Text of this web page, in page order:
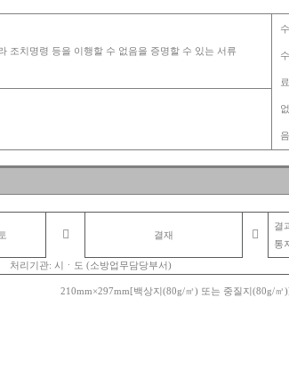
조치명령 등을 이행할 수 없음을 증명할 수 있는 서류
수
수
료
없
음
 결재 
결
통지
처리기관: 시ㆍ도 (소방업무담당부서)
210mm×297mm[백상지(80g/㎡) 또는 중질지(80g/㎡)]